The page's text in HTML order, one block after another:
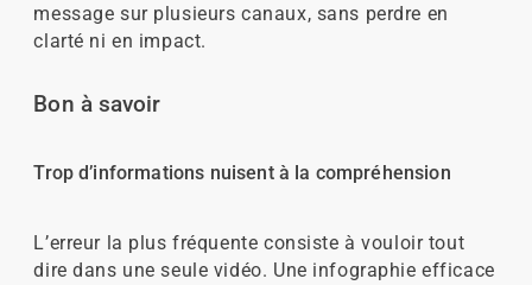
message sur plusieurs canaux, sans perdre en
clarté ni en impact.
Bon à savoir
Trop d’informations nuisent à la compréhension
L’erreur la plus fréquente consiste à vouloir tout
dire dans une seule vidéo. Une infographie efficace